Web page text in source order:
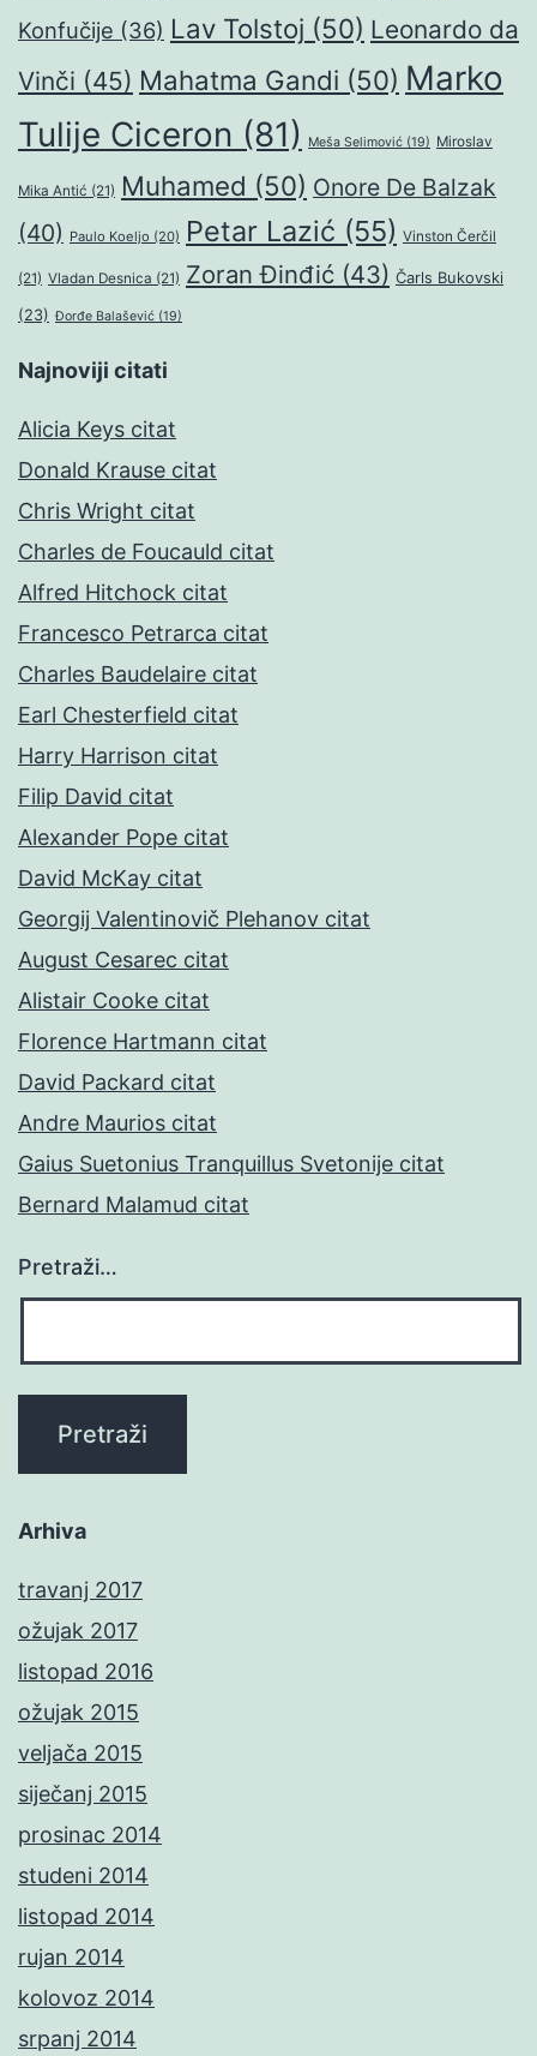
Konfučije (36) Lav Tolstoj (50) Leonardo da
Vinči (45) Mahatma Gandi (50) Marko
Tulije Ciceron (81) Meša Selimović (19) Miroslav
Mika Antić (21) Muhamed (50) Onore De Balzak
(40) Paulo Koeljo (20) Petar Lazić (55) Vinston Čerčil
(21) Vladan Desnica (21) Zoran Đinđić (43) Čarls Bukovski
(23) Đorđe Balašević (19)
Najnoviji citati
Alicia Keys citat
Donald Krause citat
Chris Wright citat
Charles de Foucauld citat
Alfred Hitchock citat
Francesco Petrarca citat
Charles Baudelaire citat
Earl Chesterfield citat
Harry Harrison citat
Filip David citat
Alexander Pope citat
David McKay citat
Georgij Valentinovič Plehanov citat
August Cesarec citat
Alistair Cooke citat
Florence Hartmann citat
David Packard citat
Andre Maurios citat
Gaius Suetonius Tranquillus Svetonije citat
Bernard Malamud citat
Pretraži…
Arhiva
travanj 2017
ožujak 2017
listopad 2016
ožujak 2015
veljača 2015
siječanj 2015
prosinac 2014
studeni 2014
listopad 2014
rujan 2014
kolovoz 2014
srpanj 2014